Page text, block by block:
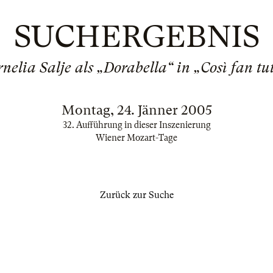
SUCHERGEBNIS
Salje als „Dorabella“ in „Così fan
Montag, 24. Jänner 2005
32. Aufführung in dieser Inszenierung
Wiener Mozart-Tage
Zurück zur Suche